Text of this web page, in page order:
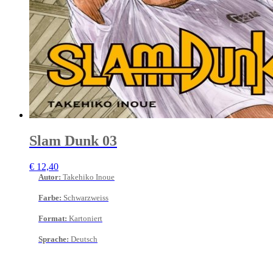
Slam Dunk 03
€ 12,40
Autor: Takehiko Inoue
Farbe: Schwarzweiss
Format: Kartoniert
Sprache: Deutsch